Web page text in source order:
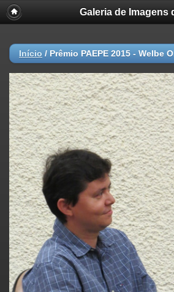
Galeria de Imagens
Início / Prêmio PAEPE 2015 - Welbe